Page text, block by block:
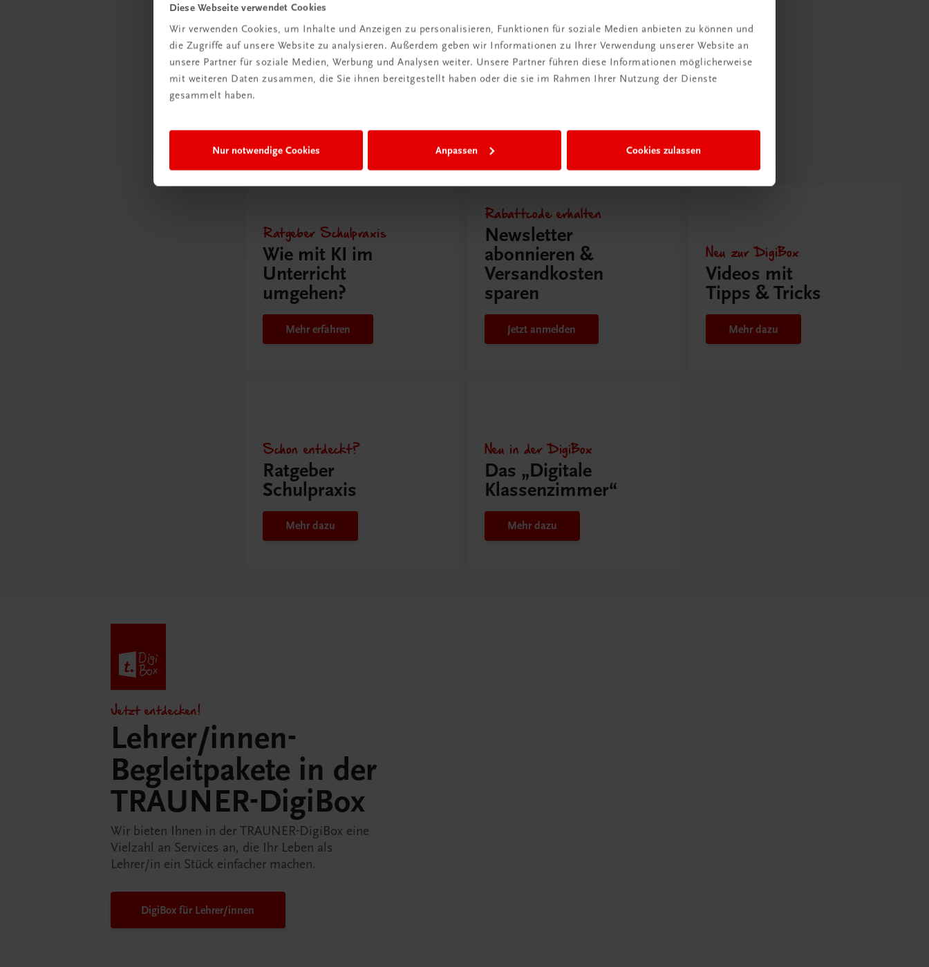
Diese Webseite verwendet Cookies
Wir verwenden Cookies, um Inhalte und Anzeigen zu personalisieren, Funktionen für soziale Medien anbieten zu können und
die Zugriffe auf unsere Website zu analysieren. Außerdem geben wir Informationen zu Ihrer Verwendung unserer Website an
unsere Partner für soziale Medien, Werbung und Analysen weiter. Unsere Partner führen diese Informationen möglicherweise
mit weiteren Daten zusammen, die Sie ihnen bereitgestellt haben oder die sie im Rahmen Ihrer Nutzung der Dienste
gesammelt haben.
Nur notwendige Cookies Anpassen Cookies zulassen
Erklärungen, Aufgaben, Lösungen,
Formeln
NEUER LEHRPLAN MUSTERBAND
€ 0,00
Gut zu wissen
Ratgeber Schulpraxis
Wie mit KI im
Unterricht
umgehen?
Mehr erfahren
Rabattcode erhalten
Newsletter
abonnieren &
Versandkosten
sparen
Jetzt anmelden
Neu zur DigiBox
Videos mit
Tipps & Tricks
Mehr dazu
Schon entdeckt?
Ratgeber
Schulpraxis
Mehr dazu
Neu in der DigiBox
Das „Digitale
Klassenzimmer“
Mehr dazu
Jetzt entdecken!
Lehrer/innen-
Begleitpakete in der
TRAUNER-DigiBox
Wir bieten Ihnen in der TRAUNER-DigiBox eine
Vielzahl an Services an, die Ihr Leben als
Lehrer/in ein Stück einfacher machen.
DigiBox für Lehrer/innen